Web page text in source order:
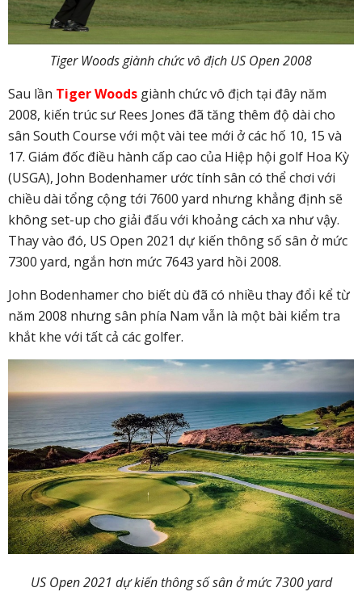
Tiger Woods giành chức vô địch US Open 2008
Sau lần Tiger Woods giành chức vô địch tại đây năm
2008, kiến trúc sư Rees Jones đã tăng thêm độ dài cho
sân South Course với một vài tee mới ở các hố 10, 15 và
17. Giám đốc điều hành cấp cao của Hiệp hội golf Hoa Kỳ
(USGA), John Bodenhamer ước tính sân có thể chơi với
chiều dài tổng cộng tới 7600 yard nhưng khẳng định sẽ
không set-up cho giải đấu với khoảng cách xa như vậy.
Thay vào đó, US Open 2021 dự kiến thông số sân ở mức
7300 yard, ngắn hơn mức 7643 yard hồi 2008.
John Bodenhamer cho biết dù đã có nhiều thay đổi kể từ
năm 2008 nhưng sân phía Nam vẫn là một bài kiểm tra
khắt khe với tất cả các golfer.
US Open 2021 dự kiến thông số sân ở mức 7300 yard